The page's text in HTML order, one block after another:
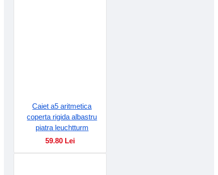
Caiet a5 aritmetica
coperta rigida albastru
piatra leuchtturm
59.80 Lei